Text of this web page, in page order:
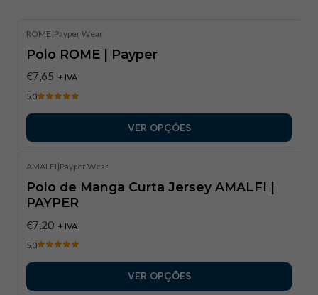
ROME |Payper Wear
Polo ROME | Payper
€7,65 + IVA
5.0
VER OPÇÕES
AMALFI |Payper Wear
Polo de Manga Curta Jersey AMALFI |
PAYPER
€7,20 + IVA
5.0
VER OPÇÕES